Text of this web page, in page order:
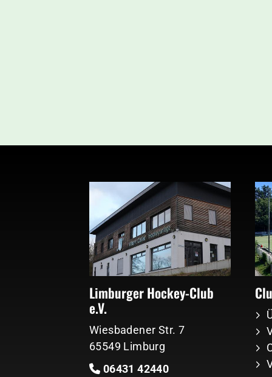
Limburger Hockey-Club
e.V.
Wiesbadener Str. 7
65549 Limburg
06431 42440